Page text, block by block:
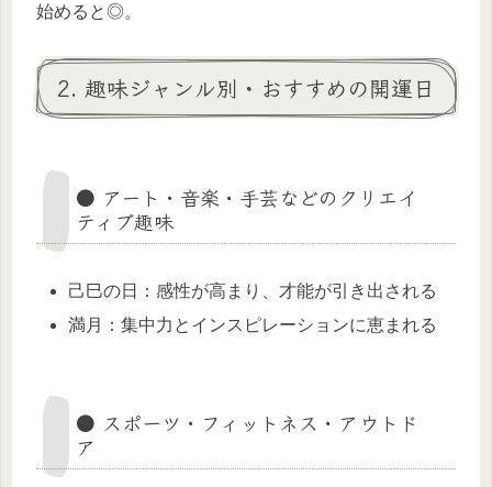
始めると◎。
2. 趣味ジャンル別・おすすめの開運日
● アート・音楽・手芸などのクリエイ
ティブ趣味
己巳の日：感性が高まり、才能が引き出される
満月：集中力とインスピレーションに恵まれる
● スポーツ・フィットネス・アウトド
ア